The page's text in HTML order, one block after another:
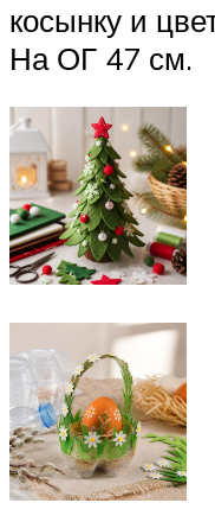
косынку и
На ОГ 47 см.